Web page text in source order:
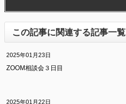
この記事に関連する記事一覧
2025年01月23日
ZOOM相談会３日目
2025年01月22日